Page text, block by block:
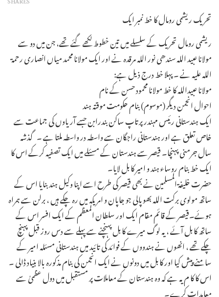
تحریک ریشمی رومال کا خط نمبر ایک
ریشمی رومال تحریک کے سلسلے میں تین خطوط لکھے گئے تھے، جن میں دو سے
مولانا عبید اللہ سندھی نور اللہ مرقدہ نے اور ایک مولانا محمد میاں انصاری رحمۃ
اللہ علیہ نے ۔ پہلا خط درج ذیل ہے:
مولانا عبیداللہ کا خط مولانا محمود حسن کے نام
احوال انجمن دیگر (موسوم) بنام حکومت موقتہ ہند
ایک ہندستانی رئیس مہندرپرتاپ ساکن بندرابن جسے آریاوں کی جماعت سے
خاص تعلق ہے اور ہندستانی راجگان سے واسطہ در واسطہ ملتا ہے ۔ گذشہ
سال جرمنی پہنچا۔ قیصر سے ہندستان کے مسئلے میں ایک تصفیہ کرکے اس کا
ایک خط بنام روساء ہند و امیر کابل لایا۔
حضرت خلیفۃ المسلمین نے بھی قیصر کی طرح اسے اپنا وکیل ہند بنایا اس کے
ساتھ مولوی برکت اللہ بھوپالی جو جاپان و امریکہ میں رہ چکے ہیں ، برلن سے ہمراہ
ہوئے۔قیصر کے قائم مقام ایک اور سلطان المعظم کے ایک افسر اس کے
ساتھ کابل آئے ، یہ لوگ میرے کابل پہنچنے سے پہلے سے دس روز قبل پہنچ
چکے تھے ، انھوں نے ہندووں کے فوائد کی تائید میں ہندستانی مسئلہ امیر کے
سامنے پیش کیا اور کابل میں دونوں نے ایک انجمن کی بنام مذکورہ بالا بنیاد ڈالی ۔
اس کا کا م یہ ہے کہ وہ ہندستان کے معاملات پر مستقبل میں دول عظمیٰ سے
معاہدات کرے۔